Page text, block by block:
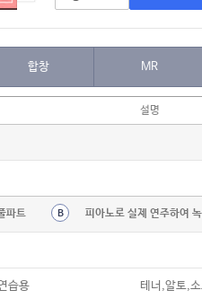
합창 MR
설명
파트 B 피아노로 실제 연주하여
습용 테너,알토,